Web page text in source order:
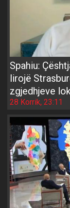
Spahiu:
lirojë
zgjedhjeve
28 Korrik, 23:11